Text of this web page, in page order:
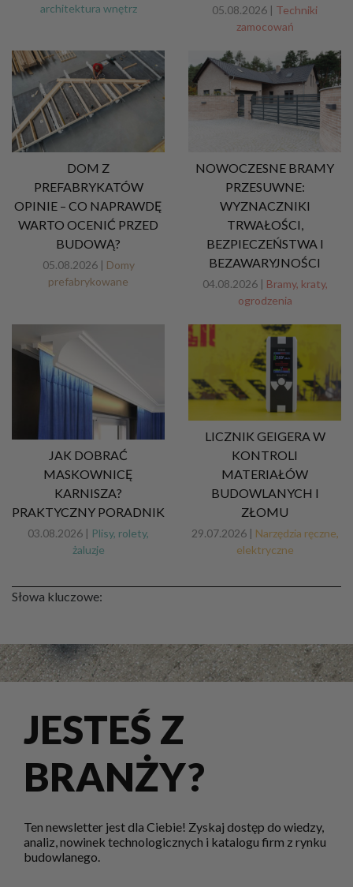
architektura wnętrz
05.08.2026 | Techniki
zamocowań
DOM Z
PREFABRYKATÓW
OPINIE – CO NAPRAWDĘ
WARTO OCENIĆ PRZED
BUDOWĄ?
05.08.2026 | Domy
prefabrykowane
NOWOCZESNE BRAMY
PRZESUWNE:
WYZNACZNIKI
TRWAŁOŚCI,
BEZPIECZEŃSTWA I
BEZAWARYJNOŚCI
04.08.2026 | Bramy, kraty,
ogrodzenia
JAK DOBRAĆ
MASKOWNICĘ
KARNISZA?
PRAKTYCZNY PORADNIK
03.08.2026 | Plisy, rolety,
żaluzje
LICZNIK GEIGERA W
KONTROLI
MATERIAŁÓW
BUDOWLANYCH I
ZŁOMU
29.07.2026 | Narzędzia ręczne,
elektryczne
Słowa kluczowe:
JESTEŚ Z
BRANŻY?
Ten newsletter jest dla Ciebie! Zyskaj dostęp do wiedzy,
analiz, nowinek technologicznych i katalogu firm z rynku
budowlanego.